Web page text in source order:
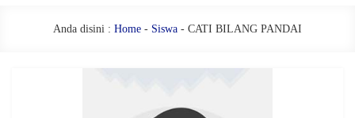
Anda disini : Home - Siswa - CATI BILANG PANDAI